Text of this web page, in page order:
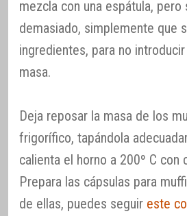
mezcla con una espátula, pero
demasiado, simplemente que
ingredientes, para no
masa.
Deja reposar la masa de los
frigorífico, tapándola
calienta el horno a 200º C con
Prepara las cápsulas para
de ellas, puedes seguir este